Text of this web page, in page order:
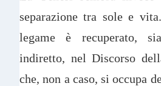
separazione tra sole e
legame è recuperato,
indiretto, nel Discorso
che, non a caso, si occupa